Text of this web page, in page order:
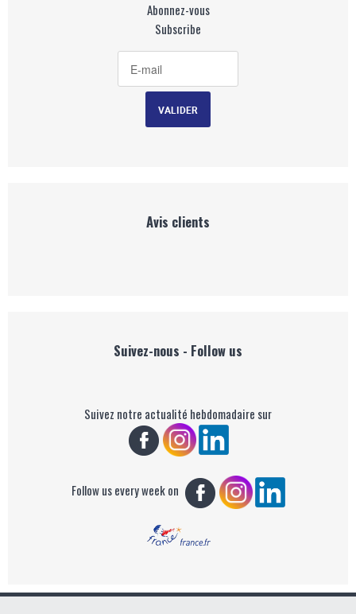
Abonnez-vous
Subscribe
Avis clients
Suivez-nous - Follow us
Suivez notre actualité hebdomadaire sur
Follow us every week on